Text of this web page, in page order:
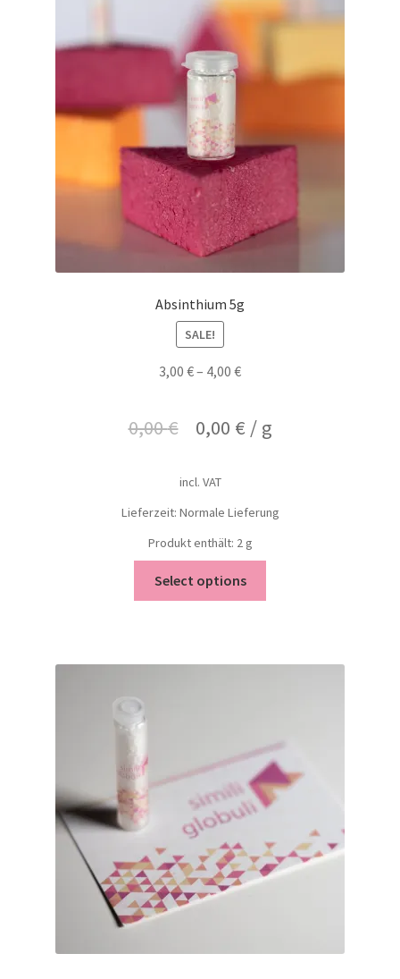
Absinthium 5g
SALE!
3,00 €– 4,00 €
0,00€ 0,00 € / g
incl. VAT
Lieferzeit: Normale Lieferung
Produkt enthält: 2g
Select options